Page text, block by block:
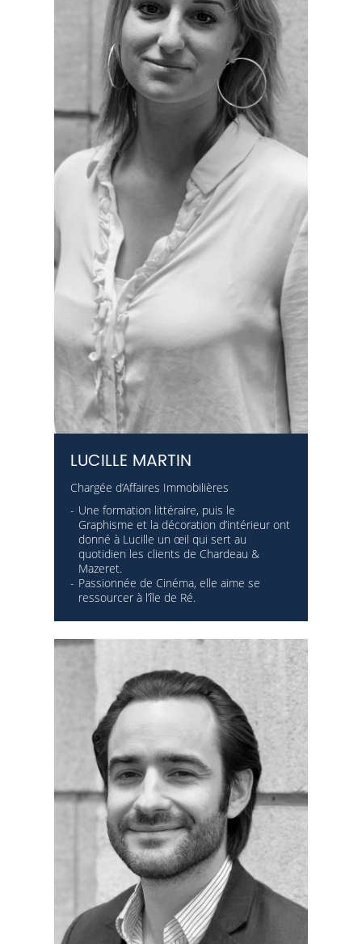
LUCILLE MARTIN
Chargée d’Affaires Immobilières
Une formation littéraire, puis le
Graphisme et la décoration d’intérieur ont
donné à Lucille un œil qui sert au
quotidien les clients de Chardeau &
Mazeret.
Passionnée de Cinéma, elle aime se
ressourcer à l’île de Ré.